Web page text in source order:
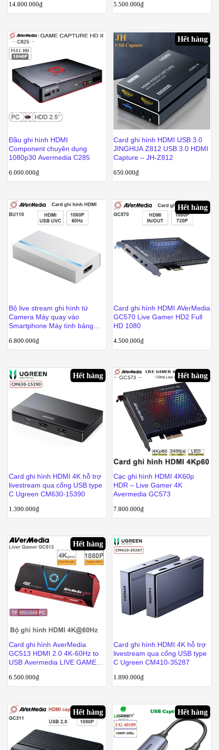
14.800.000₫ 5.500.000₫
Đầu ghi hình HDMI
Component chuyên dụng
1080p30 Avermedia C285
6.000.000₫
Hết hàng
Card ghi hình HDMI USB 3.0
JINGHUA Z812 USB 3.0 HDMI
Capture – JH-Z812
650.000₫
Bộ live stream ghi hình từ
Camera Máy quay vào
Smartphone Máy tính bảng
ExtremeCap UVC BU110
6.800.000₫
Hết hàng
Card ghi hình HDMI AVerMedia
GC570 Live Gamer HD2 Full
HD 1080
4.500.000₫
Hết hàng
Card ghi hình HDMI 4K hỗ trợ
livestream qua cổng USB type
C Ugreen CM630-15390
1.390.000₫
Hết hàng
Cạc ghi hình HDMI 4K60p
HDR – Live Gamer 4K
Avermedia GC573
7.800.000₫
Hết hàng
Card ghi hình AverMedia
GC513 HDMI 2.0 4K-60Hz to
USB Avermedia LIVE GAMER
6.500.000₫
Card ghi hình HDMI 4K hỗ trợ
livestream qua cổng USB type
C Ugreen CM410-35287
1.890.000₫
Hết hàng Hết hàng